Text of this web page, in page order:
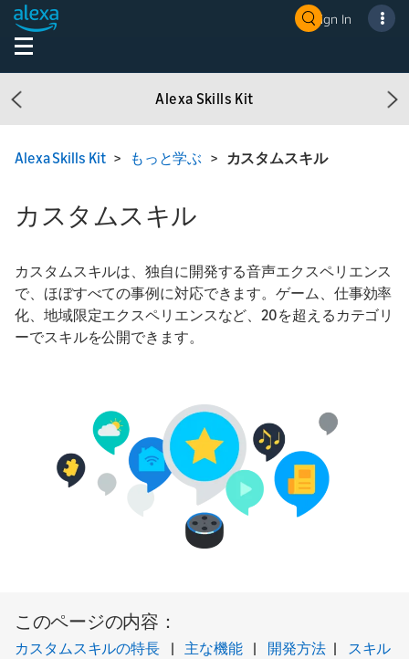
Sign In
Alexa Skills Kit
Previous
Alexa Skills Kit> もっと学ぶ > カスタムスキル
カスタムスキル
カスタムスキルは、独自に開発する音声エクスペリエンス
で、ほぼすべての事例に対応できます。ゲーム、仕事効率
化、地域限定エクスペリエンスなど、20を超えるカテゴリ
ーでスキルを公開できます。
このページの内容：
カスタムスキルの特長 | 主な機能| 開発方法|
スキル